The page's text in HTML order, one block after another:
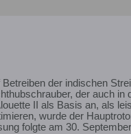
der indischen
der auch
II als Basis an, als
wurde der
folgte am 30.